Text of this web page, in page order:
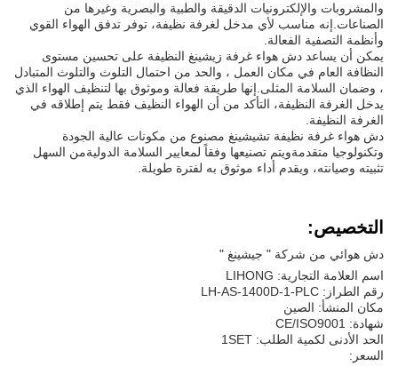
والمشروبات والإلكترونيات الدقيقة والطبية والبصرية وغيرها من
الصناعات.إنه مناسب لأي مدخل لغرفة نظيفة، توفر تدفق الهواء القوي
وأنظمة التصفية الفعالة.
يمكن أن يساعد دش هواء غرفة زيشينغ النظيفة على تحسين مستوى
النظافة العام في مكان العمل ، والحد من احتمال التلوث والتلوث المتبادل
، وضمان السلامة المثلى.إنها طريقة فعالة وموثوق بها لتنظيف الهواء الذي
يدخل الغرفة النظيفة، التأكد من أن الهواء النظيف فقط يتم إطلاقه في
الغرفة النظيفة.
دش هواء غرفة نظيفة تشيشينغ مصنوع من مكونات عالية الجودة
وتكنولوجيا متقدمةويتم تصنيعها وفقاً لمعايير السلامة الدوليةمن السهل
تثبيته وصيانته، ويقدم أداء موثوق به لفترة طويلة.
التخصيص:
دش هوائي من شركة " جيشينغ "
اسم العلامة التجارية: LIHONG
رقم الطراز: LH-AS-1400D-1-PLC
مكان المنشأ: الصين
شهادة: CE/ISO9001
الحد الأدنى لكمية الطلب: 1SET
السعر: